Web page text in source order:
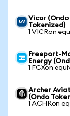
Vicor (Ondo
Tokenized)
1 VICRon
Freeport-
Energy
1 FCXon
Archer
(Ondo
1 ACHRon